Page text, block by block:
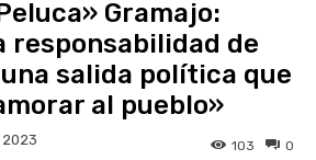
Gramajo:
responsabilidad de
salida política que
al pueblo»
2023 0
103